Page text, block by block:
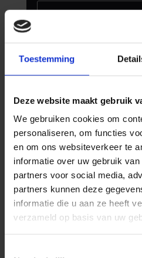
Toestemming
Deze website maakt gebruik
We gebruiken cookies om
personaliseren, om functies
en om ons websiteverkeer te
informatie over uw gebruik
partners voor social media,
partners kunnen deze
informatie die u aan ze heeft
verzameld op basis van uw
Wouter
-Corpus
“Prima website
hij moet doen.
praktijk in
inmiddels
door Medifactor te